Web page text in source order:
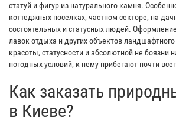
статуй и фигур из натурального камня.
коттеджных поселках, частном секторе, на
состоятельных и статусных людей.
лавок отдыха и других объектов
красоты, статусности и абсолютной не боязни
погодных условий, к нему прибегают почти
Как заказать
в Киеве?